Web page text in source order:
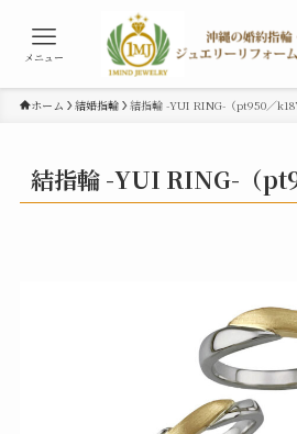
メニュー
ホーム 結婚指輪 結指輪 -YUI RING-（pt950／
結指輪 -YUI RING-（